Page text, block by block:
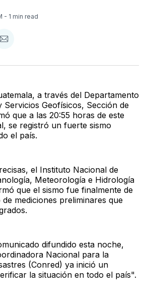
- 1 min read
Compartir
Email
a través del Departamento
Servicios Geofísicos, Sección de
que a las 20:55 horas de este
se registró un fuerte sismo
el país.
el Instituto Nacional de
Meteorología e Hidrología
que el sismo fue finalmente de
mediciones preliminares que
difundido esta noche,
Nacional para la
(Conred) ya inició un
la situación en todo el país".